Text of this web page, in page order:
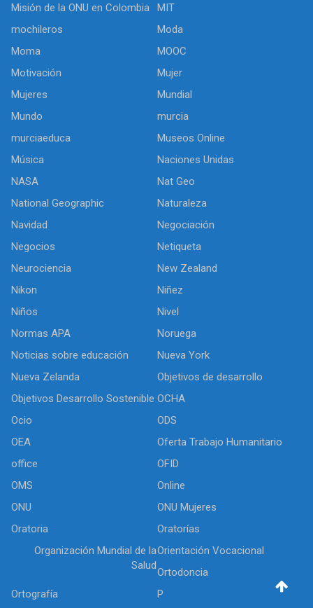
Misión de la ONU en Colombia
MIT
mochileros
Moda
Moma
MOOC
Motivación
Mujer
Mujeres
Mundial
Mundo
murcia
murciaeduca
Museos Online
Música
Naciones Unidas
NASA
Nat Geo
National Geographic
Naturaleza
Navidad
Negociación
Negocios
Netiqueta
Neurociencia
New Zealand
Nikon
Niñez
Niños
Nivel
Normas APA
Noruega
Noticias sobre educación
Nueva York
Nueva Zelanda
Objetivos de desarrollo
Objetivos Desarrollo Sostenible OCHA
Ocio
ODS
OEA
Oferta Trabajo Humanitario
office
OFID
OMS
Online
ONU
ONU Mujeres
Oratoria
Oratorías
Organización Mundial de la
Salud
Orientación Vocacional
Ortodoncia
Ortografía
P